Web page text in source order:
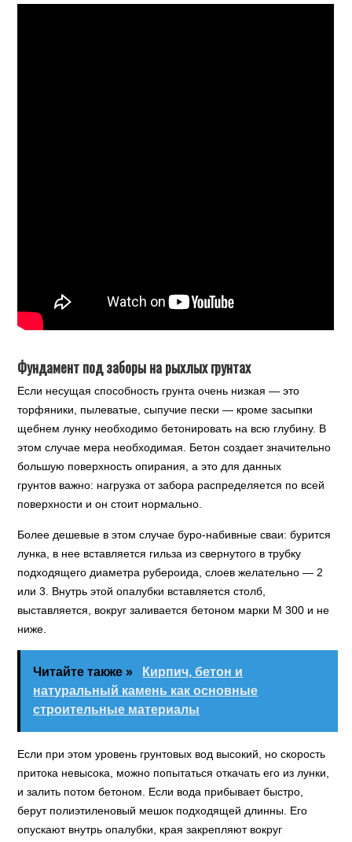
Фундамент под заборы на рыхлых грунтах
Если несущая способность грунта очень низкая — это
торфяники, пылеватые, сыпучие пески — кроме засыпки
щебнем лунку необходимо бетонировать на всю глубину. В
этом случае мера необходимая. Бетон создает значительно
большую поверхность опирания, а это для данных
грунтов важно: нагрузка от забора распределяется по всей
поверхности и он стоит нормально.
Более дешевые в этом случае буро-набивные сваи: бурится
лунка, в нее вставляется гильза из свернутого в трубку
подходящего диаметра рубероида, слоев желательно — 2
или 3. Внутрь этой опалубки вставляется столб,
выставляется, вокруг заливается бетоном марки М 300 и не
ниже.
Читайте также »
Кирпич, бетон и
натуральный камень как основные
строительные материалы
Если при этом уровень грунтовых вод высокий, но скорость
притока невысока, можно попытаться откачать его из лунки,
и залить потом бетоном. Если вода прибывает быстро,
берут полиэтиленовый мешок подходящей длинны. Его
опускают внутрь опалубки, края закрепляют вокруг